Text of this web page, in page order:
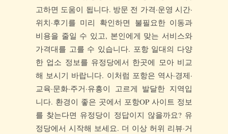
고하면 도움이 됩니다. 방문 전 가격·운영 시간·
위치·후기를 미리 확인하면 불필요한 이동과
비용을 줄일 수 있고, 본인에게 맞는 서비스와
가격대를 고를 수 있습니다. 포항 일대의 다양
한 업소 정보를 유정당에서 한곳에 모아 비교
해 보시기 바랍니다. 이처럼 포항은 역사·경제·
교육·문화·주거·유흥이 고르게 발달한 지역입
니다. 환경이 좋은 곳에서 포항OP 사이트 정보
를 찾는다면 유정당이 정답이지 않을까요? 유
정당에서 시작해 보세요. 더 이상 허위 리뷰·거